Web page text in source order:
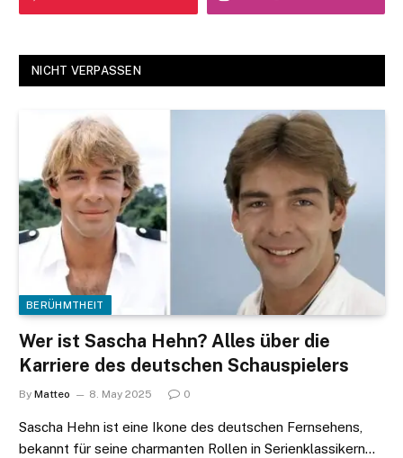
NICHT VERPASSEN
BERÜHMTHEIT
Wer ist Sascha Hehn? Alles über die
Karriere des deutschen Schauspielers
By Matteo 8. May 2025 0
Sascha Hehn ist eine Ikone des deutschen Fernsehens,
bekannt für seine charmanten Rollen in Serienklassikern…